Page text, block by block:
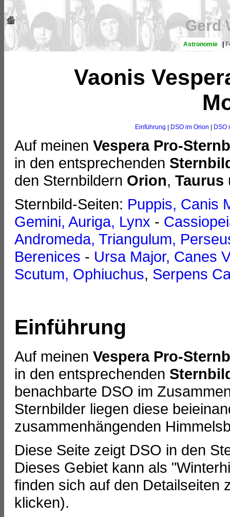
Gerd
Astronomie |
Vaonis
Einführung DSO im Orion DSO
Auf meinen Vespera Pro-
in den entsprechenden
den Sternbildern Orion, Taurus
Sternbild-Seiten: Puppis, Canis
Gemini, Auriga, Lynx -
Andromeda, Triangulum,
Berenices - Ursa Major, Canes
Scutum, Ophiuchus, Serpens
Einführung
Auf meinen Vespera Pro-
in den entsprechenden
benachbarte DSO im
Sternbilder liegen diese
zusammenhängenden
Diese Seite zeigt DSO in den
Dieses Gebiet kann als
finden sich auf den Detailseiten
klicken).